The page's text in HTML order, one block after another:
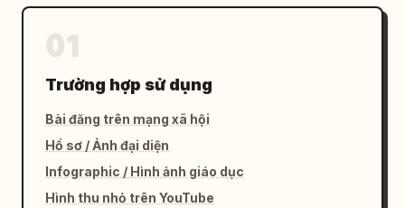
Trường hợp sử dụng
Bài đăng trên mạng xã hội
Hồ sơ / Ảnh đại diện
Infographic / Hình ảnh giáo dục
Hình thu nhỏ trên YouTube